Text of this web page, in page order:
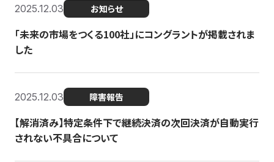
2025.12.03 お知らせ
「未来の市場をつくる100社」にコングラントが掲載されま
した
2025.12.03 障害報告
【解消済み】特定条件下で継続決済の次回決済が自動実行
されない不具合について